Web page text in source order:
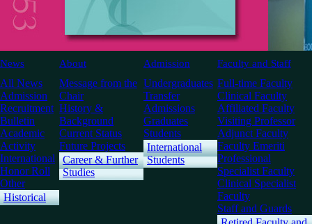
News About Admission Faculty and Staff
All News
Admission
Recruitment
Bulletin
Academic
Activity
International
Honor Roll
Other
Historical
Message from the
Chair
History &
Background
Current Status
Future Projects
Career & Further
Studies
Undergraduates
Transfer
Admissions
Graduates
Students
International
Students
Full-time Faculty
Clinical Faculty
Affiliated Faculty
Visiting Professor
Adjunct Faculty
Faculty Emeriti
Professional
Specialist Faculty
Clinical Specialist
Faculty
Staff and Guards